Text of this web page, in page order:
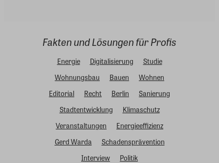
Fakten und Lösungen für Profis
Energie Digitalisierung
Studie
Wohnungsbau
Bauen
Wohnen
Editorial
Recht Berlin
Sanierung
Stadtentwicklung
Klimaschutz
Veranstaltungen
Energieeffizienz
Gerd Warda
Schadensprävention
Interview
Politik